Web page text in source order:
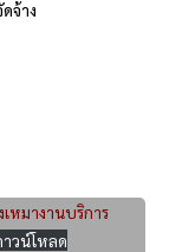
จ้าง
หมางานบริการ
าวน์โหลด